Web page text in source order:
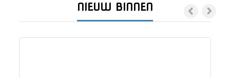
NIEUW BINNEN